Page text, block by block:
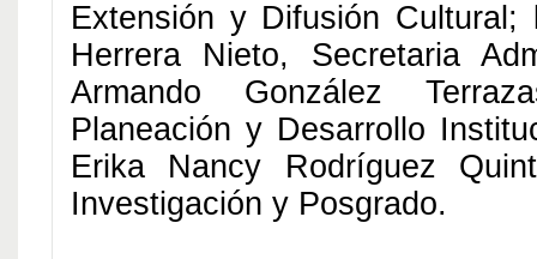
Extensión y Difusión Cultural;
Herrera Nieto, Secretaria
Armando González
Planeación y Desarrollo
Erika Nancy Rodríguez
Investigación y Posgrado.